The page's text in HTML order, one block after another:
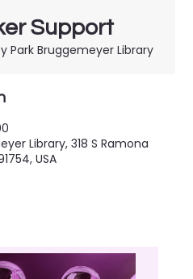
Support
Park Bruggemeyer Library
Library, 318 S Ramona
USA